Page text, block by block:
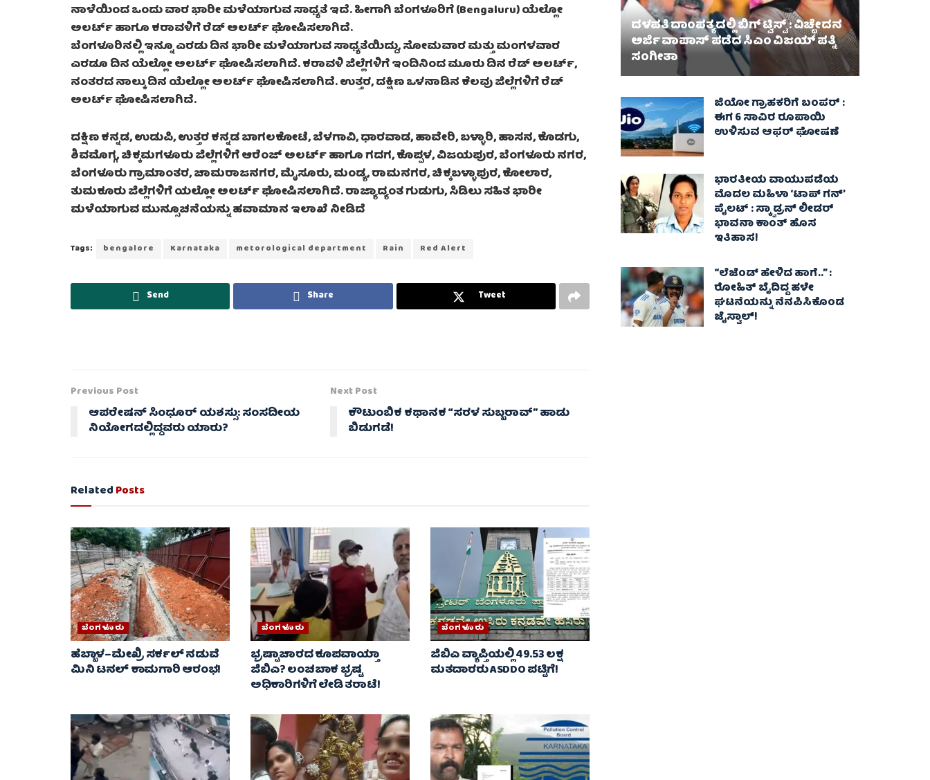
ನಾಳೆಯಿಂದ ಒಂದು ವಾರ ಭಾರೀ ಮಳೆಯಾಗುವ ಸಾಧ್ಯತೆ ಇದೆ. ಹೀಗಾಗಿ ಬೆಂಗಳೂರಿಗೆ (Bengaluru) ಯೆಲ್ಲೋ
ಅಲರ್ಟ್ ಹಾಗೂ ಕರಾವಳಿಗೆ ರೆಡ್ ಅಲರ್ಟ್ ಘೋಷಿಸಲಾಗಿದೆ.
ಬೆಂಗಳೂರಿನಲ್ಲಿ ಇನ್ನೂ ಎರಡು ದಿನ ಭಾರೀ ಮಳೆಯಾಗುವ ಸಾಧ್ಯತೆಯಿದ್ದು, ಸೋಮವಾರ ಮತ್ತು ಮಂಗಳವಾರ
ಎರಡೂ ದಿನ ಯೆಲ್ಲೋ ಅಲರ್ಟ್ ಘೋಷಿಸಲಾಗಿದೆ. ಕರಾವಳಿ ಜಿಲ್ಲೆಗಳಿಗೆ ಇಂದಿನಿಂದ ಮೂರು ದಿನ ರೆಡ್ ಅಲರ್ಟ್,
ನಂತರದ ನಾಲ್ಕು ದಿನ ಯೆಲ್ಲೋ ಅಲರ್ಟ್ ಘೋಷಿಸಲಾಗಿದೆ. ಉತ್ತರ, ದಕ್ಷಿಣ ಒಳನಾಡಿನ ಕೆಲವು ಜಿಲ್ಲೆಗಳಿಗೆ ರೆಡ್
ಅಲರ್ಟ್ ಘೋಷಿಸಲಾಗಿದೆ.
ದಕ್ಷಿಣ ಕನ್ನಡ, ಉಡುಪಿ, ಉತ್ತರ ಕನ್ನಡ ಬಾಗಲಕೋಟೆ, ಬೆಳಗಾವಿ, ಧಾರವಾಡ, ಹಾವೇರಿ, ಬಳ್ಳಾರಿ, ಹಾಸನ, ಕೊಡಗು,
ಶಿವಮೊಗ್ಗ, ಚಿಕ್ಕಮಗಳೂರು ಜಿಲ್ಲೆಗಳಿಗೆ ಆರೆಂಜ್ ಅಲರ್ಟ್ ಹಾಗೂ ಗದಗ, ಕೊಪ್ಪಳ, ವಿಜಯಪುರ, ಬೆಂಗಳೂರು ನಗರ,
ಬೆಂಗಳೂರು ಗ್ರಾಮಾಂತರ, ಚಾಮರಾಜನಗರ, ಮೈಸೂರು, ಮಂಡ್ಯ, ರಾಮನಗರ, ಚಿಕ್ಕಬಳ್ಳಾಪುರ, ಕೋಲಾರ,
ತುಮಕೂರು ಜಿಲ್ಲೆಗಳಿಗೆ ಯಲ್ಲೋ ಅಲರ್ಟ್ ಘೋಷಿಸಲಾಗಿದೆ. ರಾಜ್ಯಾದ್ಯಂತ ಗುಡುಗು, ಸಿಡಿಲು ಸಹಿತ ಭಾರೀ
ಮಳೆಯಾಗುವ ಮುನ್ಸೂಚನೆಯನ್ನು ಹವಾಮಾನ ಇಲಾಖೆ ನೀಡಿದೆ
Tags: bengalore Karnataka metorological department Rain Red Alert
Send Share Tweet
Previous Post
ಆಪರೇಷನ್ ಸಿಂಧೂರ್ ಯಶಸ್ಸು: ಸಂಸದೀಯ
ನಿಯೋಗದಲ್ಲಿದ್ದವರು ಯಾರು?
Next Post
ಕೌಟುಂಬಿಕ ಕಥಾನಕ “ಸರಳ ಸುಬ್ಬರಾವ್” ಹಾಡು
ಬಿಡುಗಡೆ!
RelatedPosts
ಬೆಂಗಳೂರು
ಹೆಬ್ಬಾಳ–ಮೇಖ್ರಿ ಸರ್ಕಲ್ ನಡುವೆ
ಮಿನಿ ಟನಲ್ ಕಾಮಗಾರಿ ಆರಂಭ!
ಬೆಂಗಳೂರು
ಭ್ರಷ್ಟಾಚಾರದ ಕೂಪವಾಯ್ತಾ
ಜಿಬಿಎ? ಲಂಚಬಾಕ ಭ್ರಷ್ಟ
ಅಧಿಕಾರಿಗಳಿಗೆ ಲೇಡಿ ತರಾಟೆ!
ಬೆಂಗಳೂರು
ಜಿಬಿಎ ವ್ಯಾಪ್ತಿಯಲ್ಲಿ 49.53 ಲಕ್ಷ
ಮತದಾರರು ASDDO ಪಟ್ಟಿಗೆ!
ದಳಪತಿ ದಾಂಪತ್ಯದಲ್ಲಿ ಬಿಗ್ ಟ್ವಿಸ್ಟ್ : ವಿಚ್ಛೇದನ
ಅರ್ಜಿ ವಾಪಾಸ್‌ ಪಡೆದ ಸಿಎಂ ವಿಜಯ್ ಪತ್ನಿ
ಸಂಗೀತಾ‌
ಜಿಯೋ ಗ್ರಾಹಕರಿಗೆ ಬಂಪರ್ :
ಈಗ 6 ಸಾವಿರ ರೂಪಾಯಿ
ಉಳಿಸುವ ಆಫರ್ ಘೋಷಣೆ
ಭಾರತೀಯ ವಾಯುಪಡೆಯ
ಮೊದಲ ಮಹಿಳಾ ‘ಟಾಪ್ ಗನ್’
ಪೈಲಟ್ : ಸ್ಕ್ವಾಡ್ರನ್ ಲೀಡರ್
ಭಾವನಾ ಕಾಂತ್ ಹೊಸ
ಇತಿಹಾಸ!
“ಲೆಜೆಂಡ್ ಹೇಳಿದ ಹಾಗೆ..” :
ರೋಹಿತ್ ಬೈದಿದ್ದ ಹಳೇ
ಘಟನೆಯನ್ನು ನೆನಪಿಸಿಕೊಂಡ
ಜೈಸ್ವಾಲ್!